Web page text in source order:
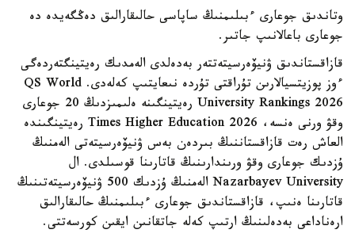
وتاندىق جوعارى ءبىلىمنىڭ ساپاسى حالىقارالىق دەڭگەيدە دە
جوعارى باعالانىپ جاتىر.
قازاقستاندىق ۋنيۆەرسيتەتتەر بەدەلدى الەمدىك رەيتينگتەردەگى
ءوز پوزيتسيالارىن تۇراقتى تۇردە نىعايتىپ كەلەدى. QS World
University Rankings 2026 رەيتينگىنە ەلىمىزدىڭ 20 جوعارى
وقۋ ورنى ەنسە، Times Higher Education 2026 رەيتينگىندە
العاش رەت قازاقستاننىڭ بىردەن بەس ۋنيۆەرسيتەتى الەمنىڭ
ۇزدىك جوعارى وقۋ ورىندارىنىڭ قاتارىنا قوسىلدى. ال
Nazarbayev University الەمنىڭ ۇزدىك 500 ۋنيۆەرسيتەتىنىڭ
قاتارىنا ەنىپ، قازاقستاندىق جوعارى ءبىلىمنىڭ حالىقارالىق
ارەناداعى بەدەلىنىڭ ارتىپ كەلە جاتقانىن ايقىن كورسەتتى.